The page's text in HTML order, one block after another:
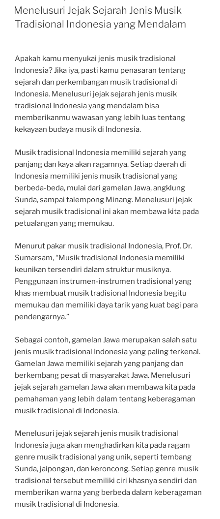
ON
Menelusuri Jejak Sejarah Jenis Musik
Tradisional Indonesia yang Mendalam
Apakah kamu menyukai jenis musik tradisional
Indonesia? Jika iya, pasti kamu penasaran tentang
sejarah dan perkembangan musik tradisional di
Indonesia. Menelusuri jejak sejarah jenis musik
tradisional Indonesia yang mendalam bisa
memberikanmu wawasan yang lebih luas tentang
kekayaan budaya musik di Indonesia.
Musik tradisional Indonesia memiliki sejarah yang
panjang dan kaya akan ragamnya. Setiap daerah di
Indonesia memiliki jenis musik tradisional yang
berbeda-beda, mulai dari gamelan Jawa, angklung
Sunda, sampai talempong Minang. Menelusuri jejak
sejarah musik tradisional ini akan membawa kita pada
petualangan yang memukau.
Menurut pakar musik tradisional Indonesia, Prof. Dr.
Sumarsam, “Musik tradisional Indonesia memiliki
keunikan tersendiri dalam struktur musiknya.
Penggunaan instrumen-instrumen tradisional yang
khas membuat musik tradisional Indonesia begitu
memukau dan memiliki daya tarik yang kuat bagi para
pendengarnya.”
Sebagai contoh, gamelan Jawa merupakan salah satu
jenis musik tradisional Indonesia yang paling terkenal.
Gamelan Jawa memiliki sejarah yang panjang dan
berkembang pesat di masyarakat Jawa. Menelusuri
jejak sejarah gamelan Jawa akan membawa kita pada
pemahaman yang lebih dalam tentang keberagaman
musik tradisional di Indonesia.
Menelusuri jejak sejarah jenis musik tradisional
Indonesia juga akan menghadirkan kita pada ragam
genre musik tradisional yang unik, seperti tembang
Sunda, jaipongan, dan keroncong. Setiap genre musik
tradisional tersebut memiliki ciri khasnya sendiri dan
memberikan warna yang berbeda dalam keberagaman
musik tradisional di Indonesia.